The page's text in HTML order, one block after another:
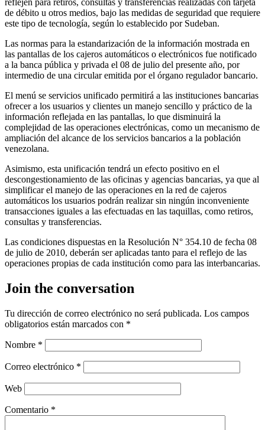
de débito u otros medios, bajo las medidas de seguridad que requiere
este tipo de tecnología, según lo establecido por Sudeban.
Las normas para la estandarización de la información mostrada en
las pantallas de los cajeros automáticos o electrónicos fue notificado
a la banca pública y privada el 08 de julio del presente año, por
intermedio de una circular emitida por el órgano regulador bancario.
El menú se servicios unificado permitirá a las instituciones bancarias
ofrecer a los usuarios y clientes un manejo sencillo y práctico de la
información reflejada en las pantallas, lo que disminuirá la
complejidad de las operaciones electrónicas, como un mecanismo de
ampliación del alcance de los servicios bancarios a la población
venezolana.
Asimismo, esta unificación tendrá un efecto positivo en el
descongestionamiento de las oficinas y agencias bancarias, ya que al
simplificar el manejo de las operaciones en la red de cajeros
automáticos los usuarios podrán realizar sin ningún inconveniente
transacciones iguales a las efectuadas en las taquillas, como retiros,
consultas y transferencias.
Las condiciones dispuestas en la Resolución N° 354.10 de fecha 08
de julio de 2010, deberán ser aplicadas tanto para el reflejo de las
operaciones propias de cada institución como para las interbancarias.
Join the conversation
Tu dirección de correo electrónico no será publicada. Los campos
obligatorios están marcados con *
Nombre *
Correo electrónico *
Web
Comentario *